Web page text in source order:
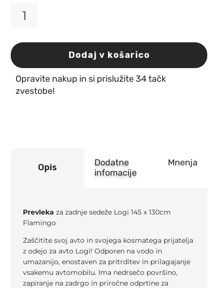
zadnje
sedeže
Logi
145
130cm
Dodaj v košarico
Opravite nakup in si prislužite 34 tačk
zvestobe!
Opis
Dodatne
infomacije
Mnenja
Prevleka za zadnje sedeže Logi 145 x 130cm
Flamingo
Zaščitite svoj avto in svojega kosmatega prijatelja
z odejo za avto Logi! Odporen na vodo in
umazanijo, enostaven za pritrditev in prilagajanje
vsakemu avtomobilu. Ima nedrsečo površino,
zapiranje na zadrgo in priročne odprtine za